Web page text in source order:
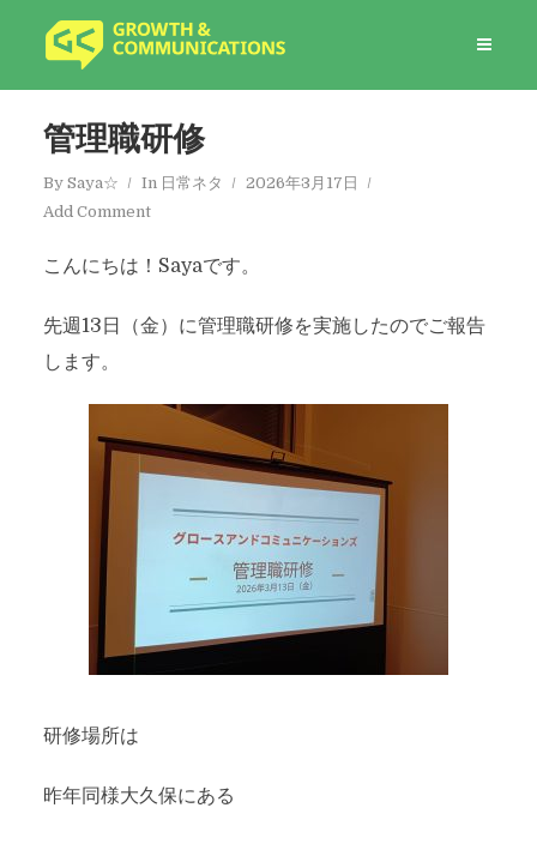
管理職研修
By Saya☆ In 日常ネタ
2026年3月17日
Add Comment
こんにちは！Sayaです。
先週13日（金）に管理職研修を実施したのでご報告
します。
研修場所は
昨年同様大久保にある